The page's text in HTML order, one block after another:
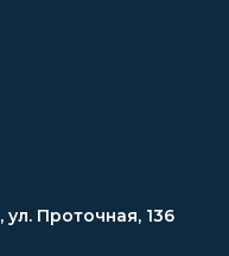
, ул. Проточная, 136